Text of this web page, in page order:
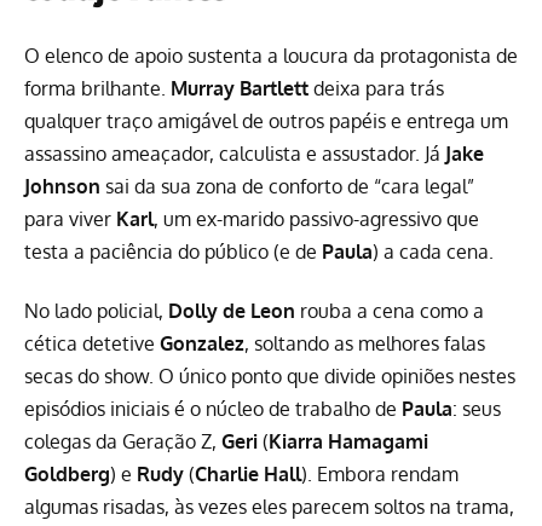
O elenco de apoio sustenta a loucura da protagonista de
forma brilhante. Murray Bartlett deixa para trás
qualquer traço amigável de outros papéis e entrega um
assassino ameaçador, calculista e assustador. Já Jake
Johnson sai da sua zona de conforto de “cara legal”
para viver Karl, um ex-marido passivo-agressivo que
testa a paciência do público (e de Paula) a cada cena.
No lado policial, Dolly de Leon rouba a cena como a
cética detetive Gonzalez, soltando as melhores falas
secas do show. O único ponto que divide opiniões nestes
episódios iniciais é o núcleo de trabalho de Paula: seus
colegas da Geração Z, Geri (Kiarra Hamagami
Goldberg) e Rudy (Charlie Hall). Embora rendam
algumas risadas, às vezes eles parecem soltos na trama,